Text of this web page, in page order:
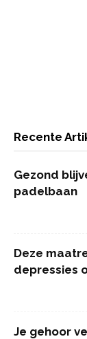
Recente
Gezond
padelbaan
Deze
depressies
Je gehoor